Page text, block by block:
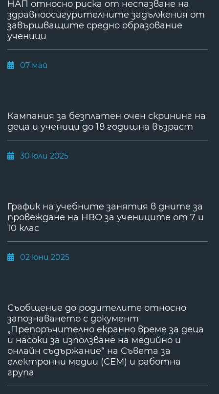
НАП относно риска от неспазване на
здравноосигурителните задължения от
завършващите средно образование
ученици
07 май
Кампания за безплатен очен скрининг на
деца и ученици до 18 годишна възраст
30 юли 2025
График на учебните занятия в дните за
провеждане на НВО за учениците от 7 и
10 клас
02 юни 2025
Съобщение до родителите относно
запознаването с документ
„Препоръчително екранно време за деца
и насоки за използване на медийно и
онлайн съдържание“ на Съвета за
електронни медии (СЕМ) и работна
група